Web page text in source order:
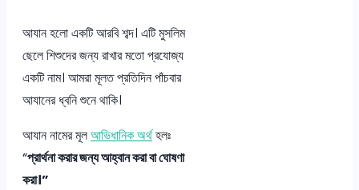
আযান হলো একটি আরবি শব্দ। এটি মুসলিম
ছেলে শিশুদের জন্য রাখার মতো প্রযোজ্য
একটি নাম। আমরা মূলত প্রতিদিন পাঁচবার
আযানের ধ্বনি শুনে থাকি।
আযান নামের মূলআভিধানিক অর্থহলঃ
“প্রার্থনা করার জন্য আহ্বান করা বা ঘোষণা
করা।”